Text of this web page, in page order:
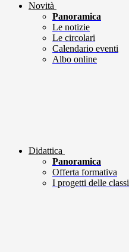
Novità
Panoramica
Le notizie
Le circolari
Calendario eventi
Albo online
Didattica
Panoramica
Offerta formativa
I progetti delle classi